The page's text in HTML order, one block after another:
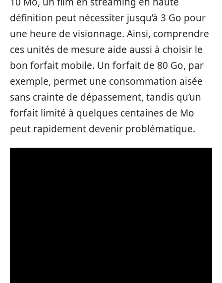
définition peut nécessiter jusqu’à 3 Go pour
une heure de visionnage. Ainsi, comprendre
ces unités de mesure aide aussi à choisir le
bon forfait mobile. Un forfait de 80 Go, par
exemple, permet une consommation aisée
sans crainte de dépassement, tandis qu’un
forfait limité à quelques centaines de Mo
peut rapidement devenir problématique.